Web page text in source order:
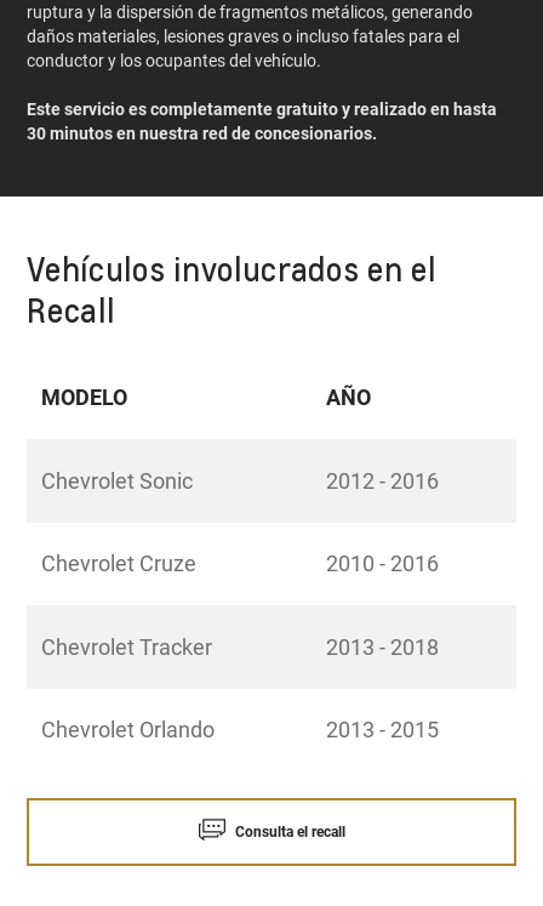
ruptura y la dispersión de fragmentos metálicos, generando
daños materiales, lesiones graves o incluso fatales para el
conductor y los ocupantes del vehículo.
Este servicio es completamente gratuito y realizado en hasta
30 minutos en nuestra red de concesionarios.
Vehículos involucrados en el
Recall
MODELO AÑO
Chevrolet Sonic 2012 - 2016
Chevrolet Cruze 2010 - 2016
Chevrolet Tracker 2013 - 2018
Chevrolet Orlando 2013 - 2015
Consulta el recall